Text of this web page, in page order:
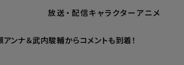
放送 ・ 配信キャラクター アニメ
の日”】日本語吹替版予告＆日本版本ビジュアル解
ンナ＆武内駿輔からコメントも到着！